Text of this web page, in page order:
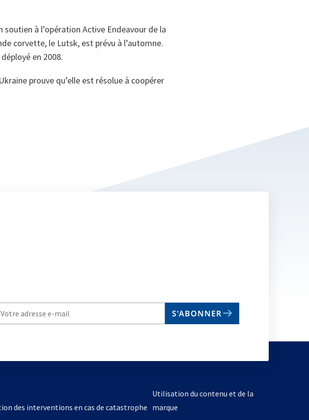
soutien à l’opération Active Endeavour de la
corvette, le Lutsk, est prévu à l’automne.
en 2008.
prouve qu’elle est résolue à coopérer
S'ABONNER
des interventions en cas de catastrophe
Utilisation du contenu et de la
marque